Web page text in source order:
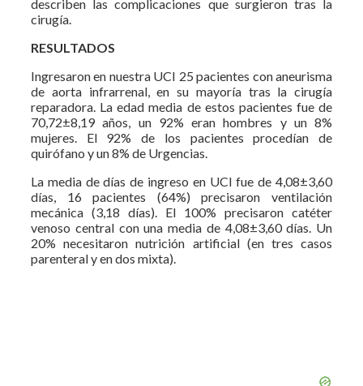
describen las complicaciones que surgieron tras la
cirugía.
RESULTADOS
Ingresaron en nuestra UCI 25 pacientes con aneurisma
de aorta infrarrenal, en su mayoría tras la cirugía
reparadora. La edad media de estos pacientes fue de
70,72±8,19 años, un 92% eran hombres y un 8%
mujeres. El 92% de los pacientes procedían de
quirófano y un 8% de Urgencias.
La media de días de ingreso en UCI fue de 4,08±3,60
días, 16 pacientes (64%) precisaron ventilación
mecánica (3,18 días). El 100% precisaron catéter
venoso central con una media de 4,08±3,60 días. Un
20% necesitaron nutrición artificial (en tres casos
parenteral y en dos mixta).